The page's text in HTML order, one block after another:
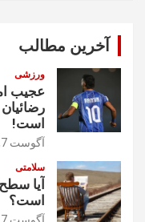
آخرین مطالب
ورزشی
عجیب
است!
آگوست 7, 2026
سلامتی
آیا
است؟